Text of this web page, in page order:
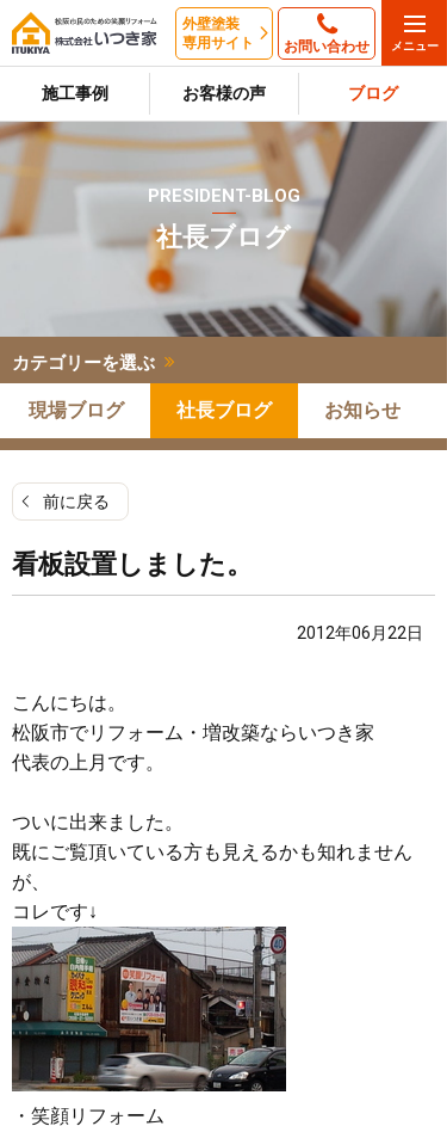
外壁塗装
専用サイト
お問い合わせ
施工事例 お客様の声 ブログ
PRESIDENT-BLOG
社長ブログ
カテゴリーを選ぶ
現場ブログ 社長ブログ お知らせ
前に戻る
看板設置しました。
2012年06月22日
こんにちは。
松阪市でリフォーム・増改築ならいつき家
代表の上月です。
ついに出来ました。
既にご覧頂いている方も見えるかも知れません
が、
コレです↓
・笑顔リフォーム